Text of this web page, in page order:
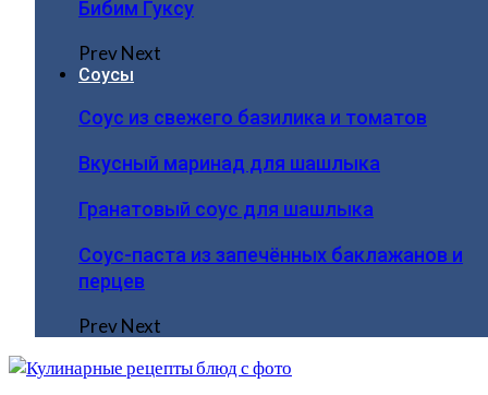
Бибим Гуксу
PrevNext
Соусы
Соус из свежего базилика и томатов
Вкусный маринад для шашлыка
Гранатовый соус для шашлыка
Соус-паста из запечённых баклажанов и
перцев
PrevNext